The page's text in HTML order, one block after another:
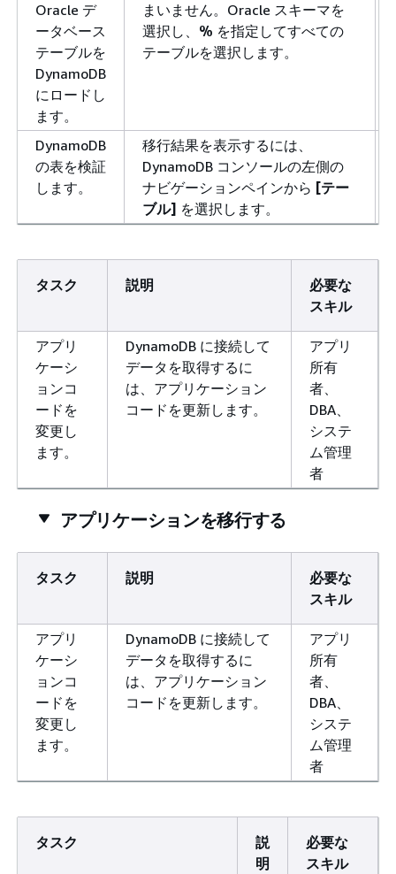
Oracle デ
ータベース
テーブルを
DynamoDB
にロードし
ます。
まいません。Oracle スキーマを
選択し、 % を指定してすべての
テーブルを選択します。
DynamoDB
の表を検証
します。
移行結果を表示するには、
DynamoDB コンソールの左側の
ナビゲーションペインから [テー
ブル] を選択します。
タスク 説明
必要な
スキル
アプリ
ケーシ
ョンコ
ードを
変更し
ます。
DynamoDB に接続して
データを取得するに
は、アプリケーション
コードを更新します。
アプリ
所有
者、
DBA、
システ
ム管理
者
アプリケーションを移行する
タスク 説明
必要な
スキル
アプリ
ケーシ
ョンコ
ードを
変更し
ます。
DynamoDB に接続して
データを取得するに
は、アプリケーション
コードを更新します。
アプリ
所有
者、
DBA、
システ
ム管理
者
タスク
説
明
必要な
スキル